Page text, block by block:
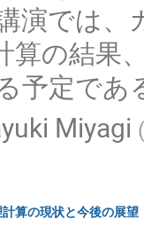
演では
算の結果
予定であ
Miyagi
算の現状と今後の展望